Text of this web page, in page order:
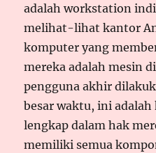
adalah workstation
melihat-lihat kantor
komputer yang
mereka adalah mesin
pengguna akhir
besar waktu, ini
lengkap dalam hak
memiliki semua